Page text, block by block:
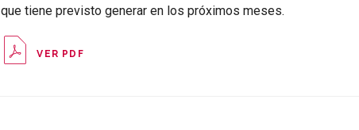
que tiene previsto generar en los próximos meses.
VER PDF